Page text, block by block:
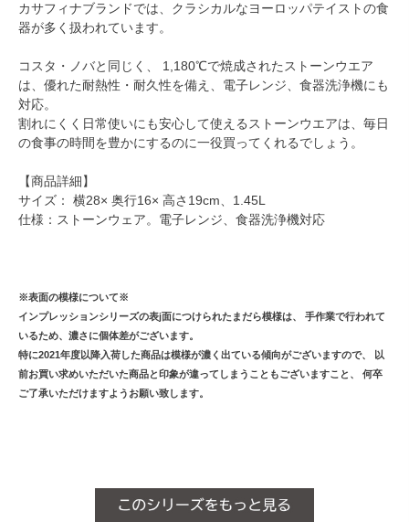
カサフィナブランドでは、クラシカルなヨーロッパテイストの食
器が多く扱われています。
コスタ・ノバと同じく、 1,180℃で焼成されたストーンウエア
は、優れた耐熱性・耐久性を備え、電子レンジ、食器洗浄機にも
対応。
割れにくく日常使いにも安心して使えるストーンウエアは、毎日
の食事の時間を豊かにするのに一役買ってくれるでしょう。
【商品詳細】
サイズ： 横28× 奥行16× 高さ19cm、1.45L
仕様：ストーンウェア。電子レンジ、食器洗浄機対応
※表面の模様について※
インプレッションシリーズの表j面につけられたまだら模様は、 手作業で行われて
いるため、濃さに個体差がございます。
特に2021年度以降入荷した商品は模様が濃く出ている傾向がございますので、 以
前お買い求めいただいた商品と印象が違ってしまうこともございますこと、 何卒
ご了承いただけますようお願い致します。